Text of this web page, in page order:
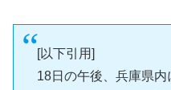
[以下引用]
18日の午後、兵庫県